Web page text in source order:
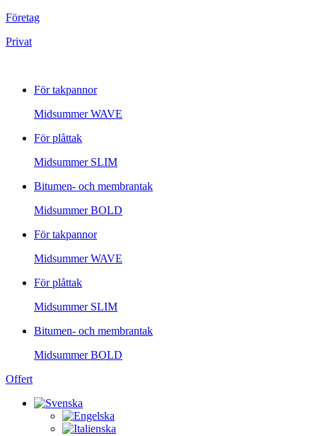
Företag
Privat
För takpannor
MidsummerWAVE
För plåttak
Midsummer SLIM
Bitumen- och membrantak
MidsummerBOLD
För takpannor
MidsummerWAVE
För plåttak
Midsummer SLIM
Bitumen- och membrantak
MidsummerBOLD
Offert